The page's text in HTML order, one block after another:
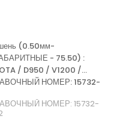
(0.50мм-
- 75.50) :
/ D950 / V1200 /
НОМЕР: 15732-
НОМЕР: 15732-